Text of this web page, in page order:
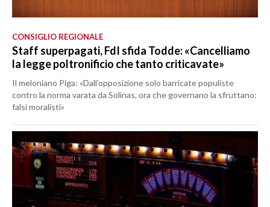
CONSIGLIO REGIONALE
Staff superpagati, FdI sfida Todde: «Cancelliamo
la legge poltronificio che tanto criticavate»
Il meloniano Piga: «Dall’opposizione solo barricate populiste
contro la norma varata da Solinas, ora che governano la sfruttano:
falsi moralisti»